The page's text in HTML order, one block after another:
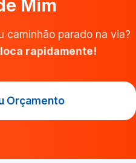
Mim
caminhão parado na via?
rapidamente!
Orçamento